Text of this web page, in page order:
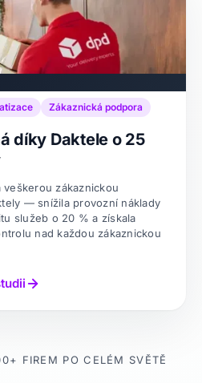
Zákaznická podpora
díky Daktele o 25
veškerou zákaznickou
— snížila provozní náklady
služeb o 20 % a získala
nad každou zákaznickou
FIREM PO CELÉM SVĚTĚ